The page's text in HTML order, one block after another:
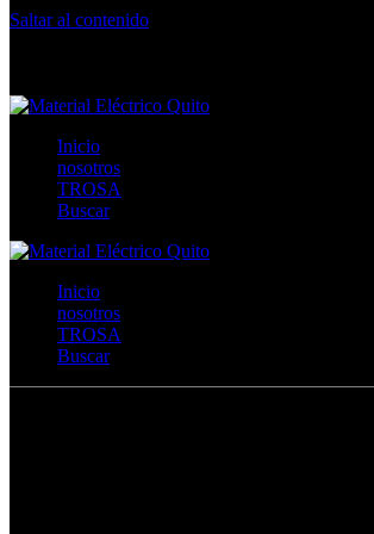
Saltar al contenido
Inicio
nosotros
TROSA
Buscar
Inicio
nosotros
TROSA
Buscar